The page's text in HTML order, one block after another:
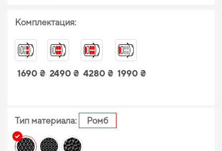
Комплектация:
1690 ₴ 2490 ₴ 4280 ₴ 1990 ₴
Тип материала: Ромб